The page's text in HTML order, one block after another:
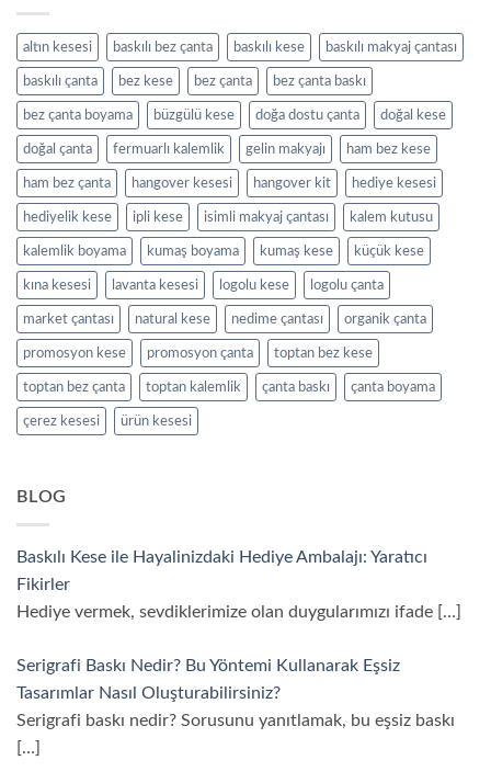
altın kesesi baskılı bez çanta baskılı kese baskılı makyaj çantası
baskılı çanta bez kese bez çanta bez çanta baskı
bez çanta boyama büzgülü kese doğa dostu çanta doğal kese
doğal çanta fermuarlı kalemlik gelin makyajı ham bez kese
ham bez çanta hangover kesesi hangover kit hediye kesesi
hediyelik kese ipli kese isimli makyaj çantası kalem kutusu
kalemlik boyama kumaş boyama kumaş kese küçük kese
kına kesesi lavanta kesesi logolu kese logolu çanta
market çantası natural kese nedime çantası organik çanta
promosyon kese promosyon çanta toptan bez kese
toptan bez çanta toptan kalemlik çanta baskı çanta boyama
çerez kesesi ürün kesesi
BLOG
Baskılı Kese ile Hayalinizdaki Hediye Ambalajı: Yaratıcı
Fikirler
Hediye vermek, sevdiklerimize olan duygularımızı ifade
[…]
Serigrafi Baskı Nedir? Bu Yöntemi Kullanarak Eşsiz
Tasarımlar Nasıl Oluşturabilirsiniz?
Serigrafi baskı nedir? Sorusunu yanıtlamak, bu eşsiz baskı
[…]